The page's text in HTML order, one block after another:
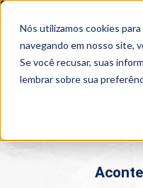
Nós utilizamos cookies
navegando em nosso site,
Se você recusar, suas
lembrar sobre sua